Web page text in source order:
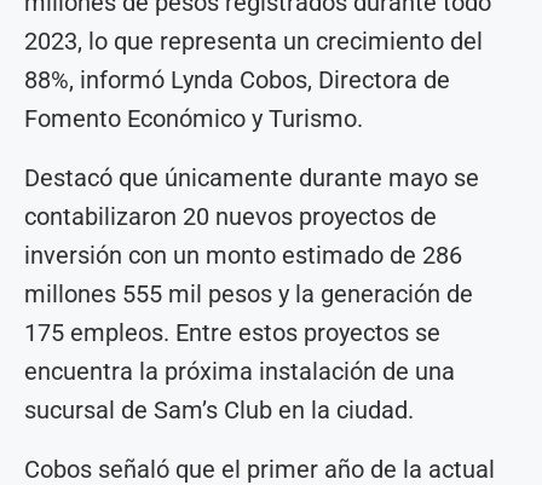
2023, lo que representa un crecimiento del
88%, informó Lynda Cobos, Directora de
Fomento Económico y Turismo.
Destacó que únicamente durante mayo se
contabilizaron 20 nuevos proyectos de
inversión con un monto estimado de 286
millones 555 mil pesos y la generación de
175 empleos. Entre estos proyectos se
encuentra la próxima instalación de una
sucursal de Sam’s Club en la ciudad.
Cobos señaló que el primer año de la actual